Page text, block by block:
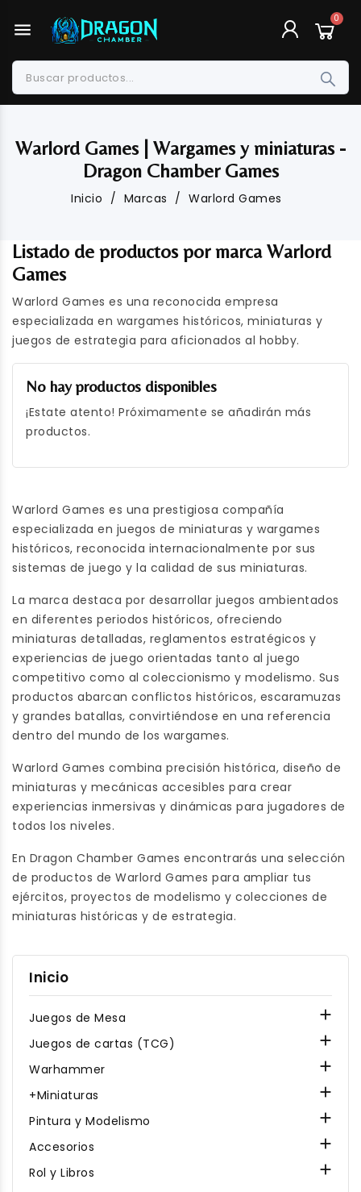
menu
Warlord Games | Wargames y miniaturas -
Dragon Chamber Games
Inicio Marcas Warlord Games
Listado de productos por marca Warlord
Games
Warlord Games es una reconocida empresa
especializada en wargames históricos, miniaturas y
juegos de estrategia para aficionados al hobby.
No hay productos disponibles
¡Estate atento! Próximamente se añadirán más
productos.
Warlord Games es una prestigiosa compañía
especializada en juegos de miniaturas y wargames
históricos, reconocida internacionalmente por sus
sistemas de juego y la calidad de sus miniaturas.
La marca destaca por desarrollar juegos ambientados
en diferentes periodos históricos, ofreciendo
miniaturas detalladas, reglamentos estratégicos y
experiencias de juego orientadas tanto al juego
competitivo como al coleccionismo y modelismo. Sus
productos abarcan conflictos históricos, escaramuzas
y grandes batallas, convirtiéndose en una referencia
dentro del mundo de los wargames.
Warlord Games combina precisión histórica, diseño de
miniaturas y mecánicas accesibles para crear
experiencias inmersivas y dinámicas para jugadores de
todos los niveles.
En Dragon Chamber Games encontrarás una selección
de productos de Warlord Games para ampliar tus
ejércitos, proyectos de modelismo y colecciones de
miniaturas históricas y de estrategia.
Inicio
Juegos de Mesa 
Juegos de cartas (TCG) 
Warhammer 
+Miniaturas 
Pintura y Modelismo 
Accesorios 
Rol y Libros 